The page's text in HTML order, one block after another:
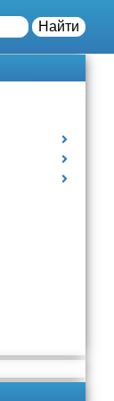
Найти